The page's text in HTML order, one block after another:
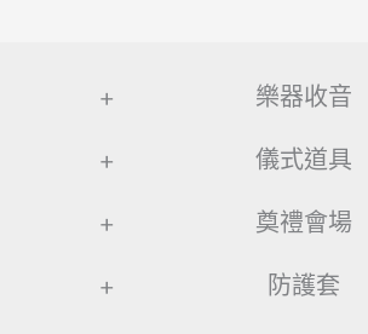
+
+
+
+
樂器收音
儀式道具
奠禮會場
防護套